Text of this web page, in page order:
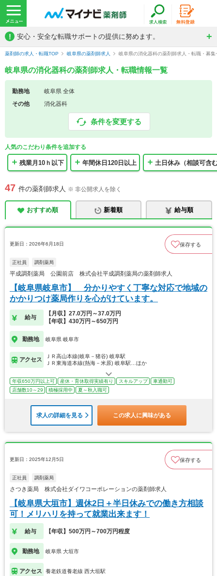
! 安心・安全な転職サポートの提供に努めます。
薬剤師の求人・転職TOP 岐阜県の薬剤師求人 岐阜県の消化器科の薬剤師求人・転職・募集
岐阜県の消化器科の薬剤師求人・転職情報一覧
勤務地
岐阜県 全体
その他
消化器科
条件を変更する
人気のこだわり条件を追加する
残業月10ｈ以下 年間休日120日以上 土日休み（相談可含
47 件の薬剤師求人 ※ 非公開求人を除く
おすすめ順 新着順 給与順
更新日：2026年6月18日 保存する
正社員 調剤薬局
平成調剤薬局 公園前店 株式会社平成調剤薬局の薬剤師求人
【岐阜県岐阜市】 分かりやすく丁寧な対応で地域の
かかりつけ薬局作りを心がけています。
給与
【月収】27.0万円～37.0万円
【年収】430万円～650万円
勤務地 岐阜県 岐阜市
アクセス
ＪＲ高山本線(岐阜－猪谷) 岐阜駅
ＪＲ東海道本線(熱海－米原) 岐阜駅…ほか
年収650万円以上可 産休・育休取得実績有り スキルアップ
車通勤可
店舗数10～29
積極採用中 夏～秋入職可
求人の詳細を見る この求人に興味がある
更新日：2025年12月5日 保存する
正社員 調剤薬局
さつき薬局 株式会社ダイワコーポレーションの薬剤師求人
【岐阜県大垣市】週休2日＋半日休みでの働き方相談
可！メリハリを持って就業出来ます！
給与 【年収】500万円～700万円程度
勤務地 岐阜県 大垣市
アクセス 養老鉄道養老線 西大垣駅